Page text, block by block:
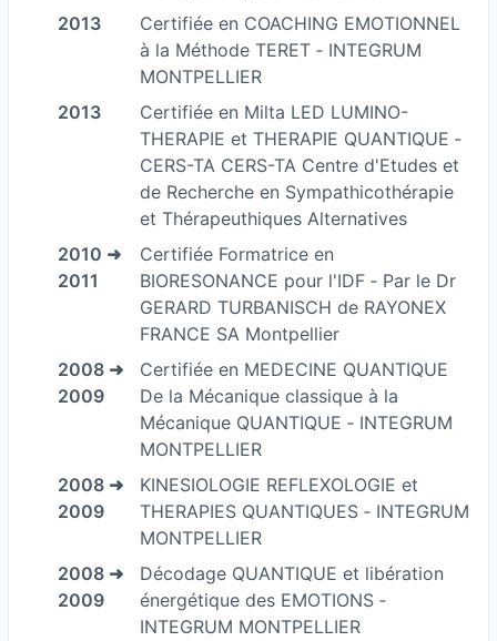
2013
Certifiée en COACHING EMOTIONNEL
à la Méthode TERET ‐ INTEGRUM
MONTPELLIER
2013
Certifiée en Milta LED LUMINO-
THERAPIE et THERAPIE QUANTIQUE ‐
CERS-TA CERS-TA Centre d'Etudes et
de Recherche en Sympathicothérapie
et Thérapeuthiques Alternatives
2010 ➜
2011
Certifiée Formatrice en
BIORESONANCE pour l'IDF ‐ Par le Dr
GERARD TURBANISCH de RAYONEX
FRANCE SA Montpellier
2008 ➜
2009
Certifiée en MEDECINE QUANTIQUE
De la Mécanique classique à la
Mécanique QUANTIQUE ‐ INTEGRUM
MONTPELLIER
2008 ➜
2009
KINESIOLOGIE REFLEXOLOGIE et
THERAPIES QUANTIQUES ‐ INTEGRUM
MONTPELLIER
2008 ➜
2009
Décodage QUANTIQUE et libération
énergétique des EMOTIONS ‐
INTEGRUM MONTPELLIER